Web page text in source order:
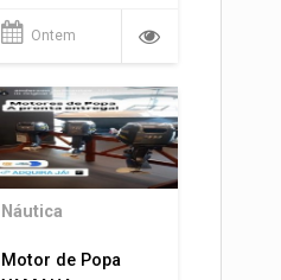
Ontem
Náutica
Motor de Popa